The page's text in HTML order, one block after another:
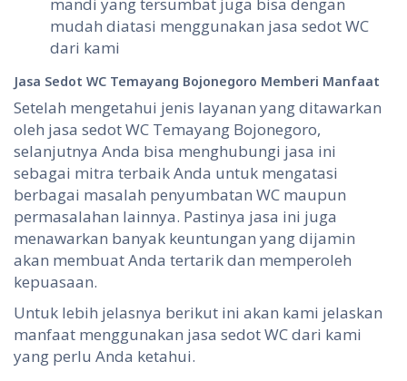
mudah diatasi menggunakan jasa sedot WC
dari kami
Jasa Sedot WC Temayang Bojonegoro Memberi Manfaat
Setelah mengetahui jenis layanan yang ditawarkan
oleh jasa sedot WC Temayang Bojonegoro,
selanjutnya Anda bisa menghubungi jasa ini
sebagai mitra terbaik Anda untuk mengatasi
berbagai masalah penyumbatan WC maupun
permasalahan lainnya. Pastinya jasa ini juga
menawarkan banyak keuntungan yang dijamin
akan membuat Anda tertarik dan memperoleh
kepuasaan.
Untuk lebih jelasnya berikut ini akan kami jelaskan
manfaat menggunakan jasa sedot WC dari kami
yang perlu Anda ketahui.